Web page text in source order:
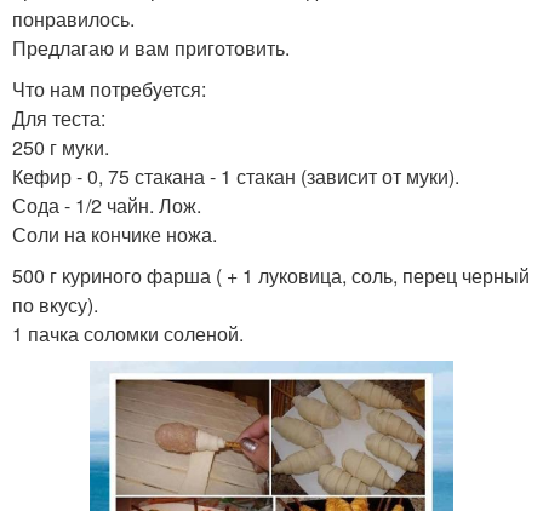
понравилось.
Предлагаю и вам приготовить.
Что нам потребуется:
Для теста:
250 г муки.
Кефир - 0, 75 стакана - 1 стакан (зависит от муки).
Сода - 1/2 чайн. Лож.
Соли на кончике ножа.
500 г куриного фарша ( + 1 луковица, соль, перец черный
по вкусу).
1 пачка соломки соленой.